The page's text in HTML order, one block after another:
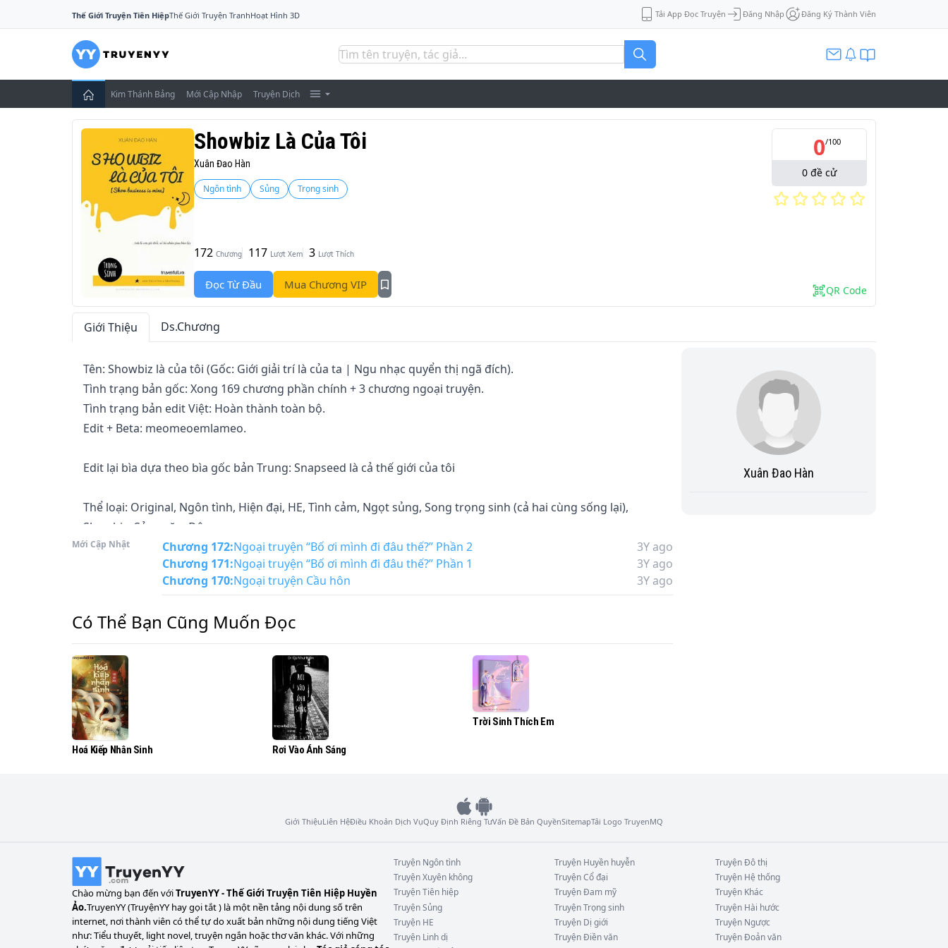
Thế Giới Truyện Tiên HiệpThế Giới Truyện TranhHoạt Hình 3D Tải App Đọc Truyện Đăng Nhập Đăng Ký Thành Viên
Kim Thánh Bảng Mới Cập Nhập Truyện Dịch
Showbiz Là Của Tôi
Xuân Đao Hàn
Ngôn tình Sủng Trọng sinh
172 Chương 117 Lượt Xem 3 Lượt Thích
Đọc Từ Đầu Mua Chương VIP
0/100
0 đề cử
QR Code
Giới Thiệu Ds.Chương
Tên: Showbiz là của tôi (Gốc: Giới giải trí là của ta | Ngu nhạc quyển thị ngã đích).
Tình trạng bản gốc: Xong 169 chương phần chính + 3 chương ngoại truyện.
Tình trạng bản edit Việt: Hoàn thành toàn bộ.
Edit + Beta: meomeoemlameo.
Edit lại bìa dựa theo bìa gốc bản Trung: Snapseed là cả thế giới của tôi
Thể loại: Original, Ngôn tình, Hiện đại, HE, Tình cảm, Ngọt sủng, Song trọng sinh (cả hai cùng sống lại),
Showbiz, Sảng văn, Đô
thị tình duyên, Duyên trời tác hợp, Kim bài đề cử, counter attack, 1v1, Nữ chủ
Tích phân trên Tấn Giang (tính đến ngày 17/03/2020): 4 tỷ 5.
________
Giới thiệu:
Hứa Trích Tinh thần tượng một nam minh tinh mới đang trên đà phát triển tên Sầm Phong.
Cô tin chắc rằng một ngày nào đó, thế giới sẽ nhận ra tài năng và hào quang của anh.
Anh chết đi rồi, những chuyện bất công khi còn sống mới lộ ra.
Hoá ra anh là trẻ mồ côi bị thu dưỡng, hoá ra cha anh là tội phạm giết người. Hoá ra anh không chạm vào
đàn dương cầm được nữa là
do đồng đội cố giẫm ý nát ngón tay. Hoá ra anh bị người trong công ty đàn áp, lại đắc tội cấp trên, khiến tài
nguyên chia cắt.
Mới Cập Nhật Chương 172:Ngoại truyện “Bố ơi mình đi đâu thế?” Phần 2
3Y ago
Chương 171:Ngoại truyện “Bố ơi mình đi đâu thế?” Phần 1
3Y ago
Chương 170:Ngoại truyện Cầu hôn 3Y ago
Có Thể Bạn Cũng Muốn Đọc
Hoá Kiếp Nhân Sinh Rơi Vào Ánh Sáng
Trời Sinh Thích Em
Xuân Đao Hàn
Giới ThiệuLiên HệĐiều Khoản Dịch VụQuy Định Riêng TưVấn Đề Bản QuyềnSitemapTải Logo TruyenMQ
Chào mừng bạn đến vớiTruyenYY - Thế Giới Truyện Tiên Hiệp Huyền
Ảo.TruyenYY (TruyệnYY hay gọi tắt ) là một nền tảng nội dung số trên
internet, nơi thành viên có thể tự do xuất bản những nội dung tiếng Việt
như: Tiểu thuyết, light novel, truyện ngắn hoặc thơ văn khác. Với những
Truyện Ngôn tình Truyện Huyền huyễn TruyệnĐô thị
TruyệnXuyên không TruyệnCổ đại Truyện Hệ thống
TruyệnTiên hiệp TruyệnĐam mỹ Truyện Khác
TruyệnSủng TruyệnTrọng sinh Truyện Hài hước
Truyện HE Truyện Dị giới Truyện Ngược
Truyện Linh dị TruyệnĐiền văn TruyệnĐoản văn